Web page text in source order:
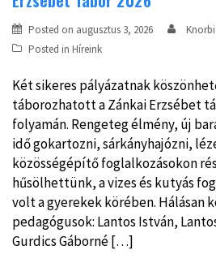
Posted on augusztus 3, 2026 Knorbi
Posted in Híreink
Két sikeres pályázatnak
táborozhatott a Zánkai Erzsébet
folyamán. Rengeteg élmény, új
idő gokartozni, sárkányhajózni,
közösségépítő foglalkozásokon
hűsölhettünk, a vizes és kutyás
volt a gyerekek körében. Hálásan
pedagógusok: Lantos István,
Gurdics Gáborné […]